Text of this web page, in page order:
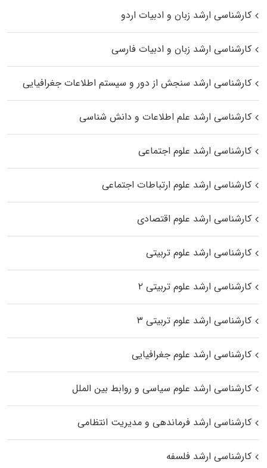
کارشناسی ارشد زبان و ادبیات اردو
کارشناسی ارشد زبان و ادبیات فارسی
کارشناسی ارشد سنجش از دور و سیستم اطلاعات جغرافیایی
کارشناسی ارشد علم اطلاعات و دانش شناسی
کارشناسی ارشد علوم اجتماعی
کارشناسی ارشد علوم ارتباطات اجتماعی
کارشناسی ارشد علوم اقتصادی
کارشناسی ارشد علوم تربیتی
کارشناسی ارشد علوم تربیتی ۲
کارشناسی ارشد علوم تربیتی ۳
کارشناسی ارشد علوم جغرافیایی
کارشناسی ارشد علوم سیاسی و روابط بین الملل
کارشناسی ارشد فرماندهی و مدیریت انتظامی
کارشناسی ارشد فلسفه